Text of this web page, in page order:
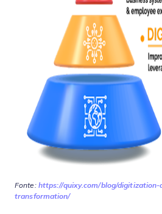
Fonte:https://quixy.com/blog/
transformation/